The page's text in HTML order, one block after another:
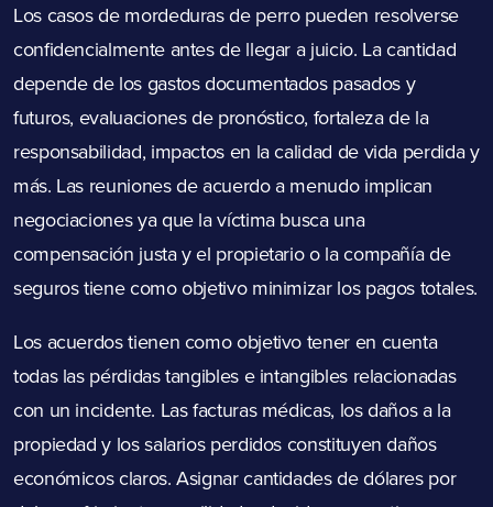
Los casos de mordeduras de perro pueden resolverse
confidencialmente antes de llegar a juicio. La cantidad
depende de los gastos documentados pasados ​​y
futuros, evaluaciones de pronóstico, fortaleza de la
responsabilidad, impactos en la calidad de vida perdida y
más. Las reuniones de acuerdo a menudo implican
negociaciones ya que la víctima busca una
compensación justa y el propietario o la compañía de
seguros tiene como objetivo minimizar los pagos totales.
Los acuerdos tienen como objetivo tener en cuenta
todas las pérdidas tangibles e intangibles relacionadas
con un incidente. Las facturas médicas, los daños a la
propiedad y los salarios perdidos constituyen daños
económicos claros. Asignar cantidades de dólares por